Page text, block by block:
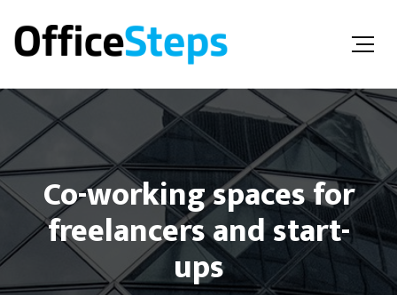
Co-working spaces for
freelancers and start-
ups